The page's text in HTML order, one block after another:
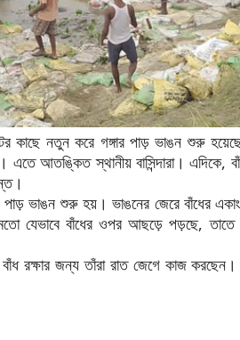
কাছে নতুন করে গঙ্গার পাড় ভাঙন শুরু
আতঙ্কিত স্থানীয় বাসিন্দারা। এদিকে,
পাড় ভাঙন শুরু হয়। ভাঙনের জেরে বাঁধের
যেভাবে বাঁধের ওপর আছড়ে পড়ছে,
রক্ষার জন্য তাঁরা রাত জেগে কাজ করছেন।